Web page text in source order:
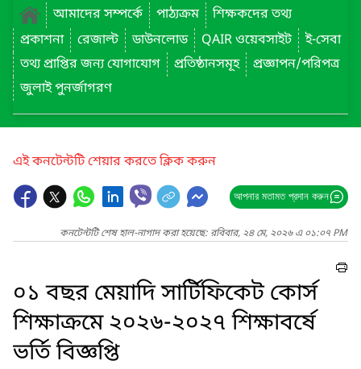
আমাদের সম্পর্কে
পাঠ্যক্রম
শিক্ষকদের তথ্য
প্রকাশনা
রেজাল্ট ডাউনলোড QAIR ওয়েবসাইট
ই-সেবা
তথ্য প্রাপ্তির জন্য যোগাযোগ
প্রতিষ্ঠানসমূহ
প্রজ্ঞাপন/পরিপত্র
জুলাই পুনর্জাগরণ
এই কনটেন্টটি শেয়ার করতে ক্লিক করুন
আপনার মতামত প্রদান করুন
কনটেন্টটি শেষ হাল-নাগাদ করা হয়েছে: রবিবার, ২৪ মে, ২০২৬ এ ০১:০৭ PM
০১ বছর মেয়াদি সার্টিফিকেট কোর্স
শিক্ষাক্রমে ২০২৬-২০২৭ শিক্ষাবর্ষে
ভর্তি বিজ্ঞপ্তি